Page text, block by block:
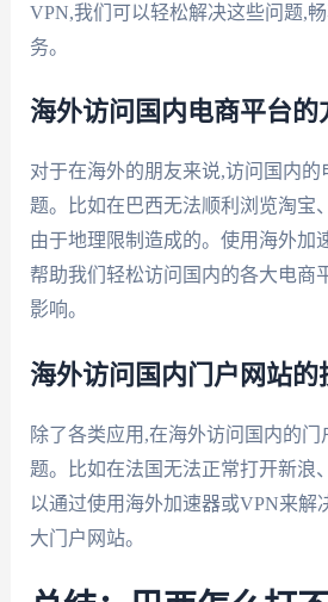
VPN,我们可以轻松解决这些问题,
务。
海外访问国内电商平台的
对于在海外的朋友来说,访问国内的
题。比如在巴西无法顺利浏览淘宝
由于地理限制造成的。使用海外加
帮助我们轻松访问国内的各大电商
影响。
海外访问国内门户网站的
除了各类应用,在海外访问国内的门
题。比如在法国无法正常打开新浪
以通过使用海外加速器或VPN来解
大门户网站。